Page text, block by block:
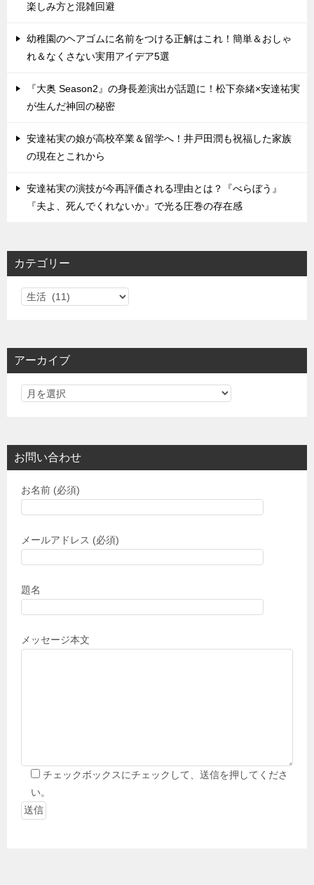
楽しみ方と混雑回避
幼稚園のヘアゴムに名前をつける正解はこれ！簡単＆おしゃ
れ＆なくさない実用アイデア5選
『大奥 Season2』の身長差演出が話題に！松下奈緒×安達祐実
が生んだ神回の秘密
安達祐実の娘が高校卒業＆留学へ！井戸田潤も祝福した家族
の現在とこれから
安達祐実の演技が今再評価される理由とは？『べらぼう』
『夫よ、死んでくれないか』で光る圧巻の存在感
カテゴリー
カ
リ
アーカイブ
お問い合わせ
お名前 (必須)
メールアドレス (必須)
題名
メッセージ本文
チェックボックスにチェックして、送信を押してくださ
い。